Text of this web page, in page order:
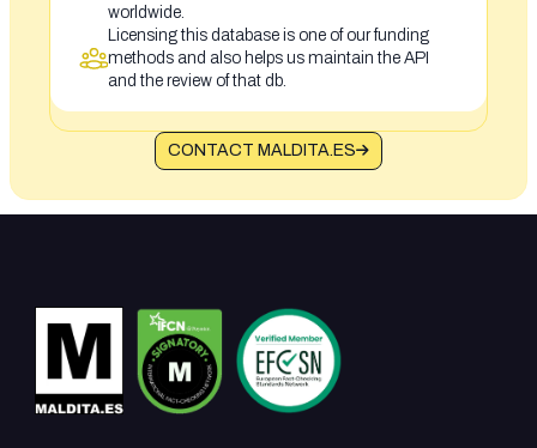
worldwide.
Licensing this database is one of our funding
methods and also helps us maintain the API
and the review of that db.
CONTACT MALDITA.ES